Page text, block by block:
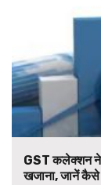
GST कलेक्शन ने
खजाना, जानें कैसे